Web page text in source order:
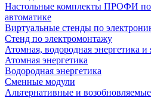
Настольные комплекты ПРОФИ по
автоматике
Виртуальные стенды по
Стенд по электромонтажу
Атомная, водородная энергетика и
Атомная энергетика
Водородная энергетика
Сменные модули
Альтернативные и